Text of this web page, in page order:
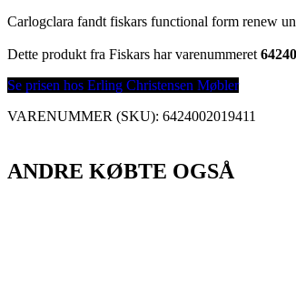
Carlogclara fandt fiskars functional form renew
Dette produkt fra Fiskars har varenummeret
Se prisen hos Erling Christensen Møbler
VARENUMMER (SKU): 6424002019411
ANDRE KØBTE OGSÅ